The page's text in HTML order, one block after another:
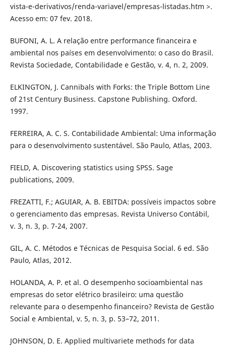
vista-e-derivativos/renda-variavel/empresas-listadas.htm >.
Acesso em: 07 fev. 2018.
BUFONI, A. L. A relação entre performance financeira e
ambiental nos países em desenvolvimento: o caso do Brasil.
Revista Sociedade, Contabilidade e Gestão, v. 4, n. 2, 2009.
ELKINGTON, J. Cannibals with Forks: the Triple Bottom Line
of 21st Century Business. Capstone Publishing. Oxford.
1997.
FERREIRA, A. C. S. Contabilidade Ambiental: Uma informação
para o desenvolvimento sustentável. São Paulo, Atlas, 2003.
FIELD, A. Discovering statistics using SPSS. Sage
publications, 2009.
FREZATTI, F.; AGUIAR, A. B. EBITDA: possíveis impactos sobre
o gerenciamento das empresas. Revista Universo Contábil,
v. 3, n. 3, p. 7-24, 2007.
GIL, A. C. Métodos e Técnicas de Pesquisa Social. 6 ed. São
Paulo, Atlas, 2012.
HOLANDA, A. P. et al. O desempenho socioambiental nas
empresas do setor elétrico brasileiro: uma questão
relevante para o desempenho financeiro? Revista de Gestão
Social e Ambiental, v. 5, n. 3, p. 53–72, 2011.
JOHNSON, D. E. Applied multivariete methods for data